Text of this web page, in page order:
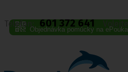
Telefon: 601 372 641
Objednávka pomůcky na